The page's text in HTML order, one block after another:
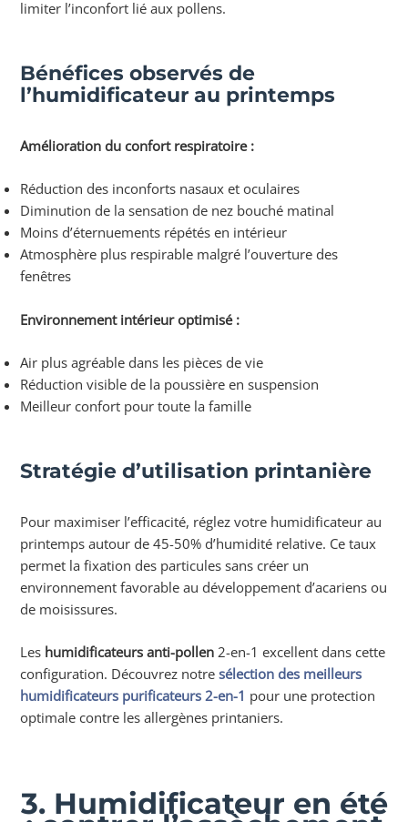
limiter l’inconfort lié aux pollens.
Bénéfices observés de
l’humidificateur au printemps
Amélioration du confort respiratoire :
Réduction des inconforts nasaux et oculaires
Diminution de la sensation de nez bouché matinal
Moins d’éternuements répétés en intérieur
Atmosphère plus respirable malgré l’ouverture des
fenêtres
Environnement intérieur optimisé :
Air plus agréable dans les pièces de vie
Réduction visible de la poussière en suspension
Meilleur confort pour toute la famille
Stratégie d’utilisation printanière
Pour maximiser l’efficacité, réglez votre humidificateur au
printemps autour de 45-50% d’humidité relative. Ce taux
permet la fixation des particules sans créer un
environnement favorable au développement d’acariens ou
de moisissures.
Les humidificateurs anti-pollen 2-en-1 excellent dans cette
configuration. Découvrez notresélection des meilleurs
humidificateurs purificateurs 2-en-1 pour une protection
optimale contre les allergènes printaniers.
3. Humidificateur en été